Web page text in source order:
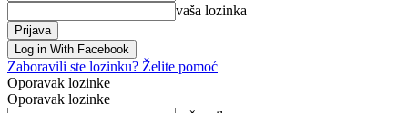
vaša lozinka
Log in With Facebook
Zaboravili ste lozinku? Želite pomoć
Oporavak lozinke
Oporavak lozinke